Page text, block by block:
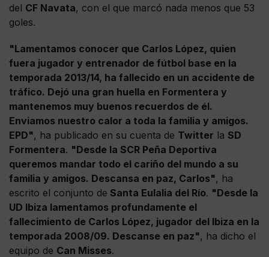
del CF Navata, con el que marcó nada menos que 53
goles.
"Lamentamos conocer que Carlos López, quien
fuera jugador y entrenador de fútbol base en la
temporada 2013/14, ha fallecido en un accidente de
tráfico. Dejó una gran huella en Formentera y
mantenemos muy buenos recuerdos de él.
Enviamos nuestro calor a toda la familia y amigos.
EPD", ha publicado en su cuenta de Twitter la SD
Formentera. "Desde la SCR Peña Deportiva
queremos mandar todo el cariño del mundo a su
familia y amigos. Descansa en paz, Carlos", ha
escrito el conjunto de Santa Eulalia del Río. "Desde la
UD Ibiza lamentamos profundamente el
fallecimiento de Carlos López, jugador del Ibiza en la
temporada 2008/09. Descanse en paz", ha dicho el
equipo de Can Misses.